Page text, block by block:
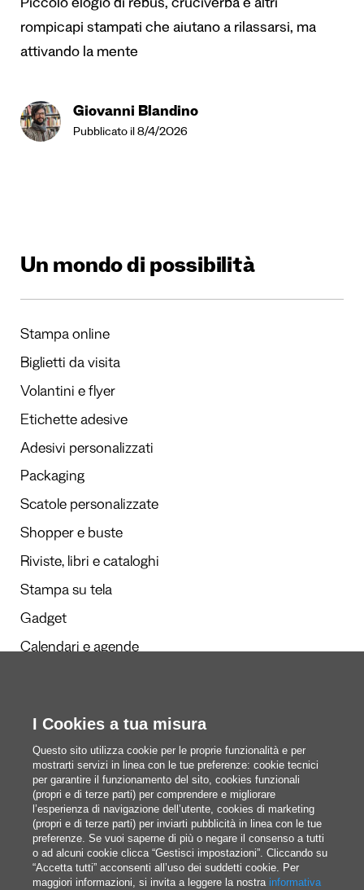
Piccolo elogio di rebus, cruciverba e altri
rompicapi stampati che aiutano a rilassarsi, ma
attivando la mente
Giovanni Blandino
Pubblicato il 8/4/2026
Un mondo di possibilità
Stampa online
Biglietti da visita
Volantini e flyer
Etichette adesive
Adesivi personalizzati
Packaging
Scatole personalizzate
Shopper e buste
Riviste, libri e cataloghi
Stampa su tela
Gadget
Calendari e agende
Redazione
Questi siamo noi
blog@pixartprinting.com
I Cookies a tua misura
Questo sito utilizza cookie per le proprie funzionalità e per
mostrarti servizi in linea con le tue preferenze: cookie tecnici
per garantire il funzionamento del sito, cookies funzionali
(propri e di terze parti) per comprendere e migliorare
l’esperienza di navigazione dell’utente, cookies di marketing
(propri e di terze parti) per inviarti pubblicità in linea con le tue
preferenze. Se vuoi saperne di più o negare il consenso a tutti
o ad alcuni cookie clicca “Gestisci impostazioni”. Cliccando su
“Accetta tutti” acconsenti all’uso dei suddetti cookie. Per
maggiori informazioni, si invita a leggere la nostra informativa